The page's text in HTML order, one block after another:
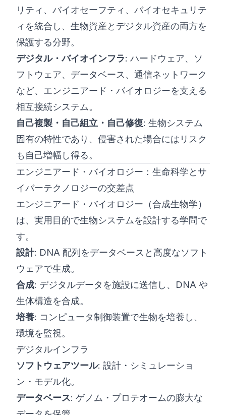
リティ、バイオセーフティ、バイオセキュリテ
ィを統合し、生物資産とデジタル資産の両方を
保護する分野。
デジタル・バイオインフラ: ハードウェア、ソ
フトウェア、データベース、通信ネットワーク
など、エンジニアード・バイオロジーを支える
相互接続システム。
自己複製・自己組立・自己修復: 生物システム
固有の特性であり、侵害された場合にはリスク
も自己増幅し得る。
エンジニアード・バイオロジー：生命科学とサ
イバーテクノロジーの交差点
エンジニアード・バイオロジー（合成生物学）
は、実用目的で生物システムを設計する学問で
す。
設計: DNA 配列をデータベースと高度なソフト
ウェアで生成。
合成: デジタルデータを施設に送信し、DNA や
生体構造を合成。
培養: コンピュータ制御装置で生物を培養し、
環境を監視。
デジタルインフラ
ソフトウェアツール: 設計・シミュレーショ
ン・モデル化。
データベース: ゲノム・プロテオームの膨大な